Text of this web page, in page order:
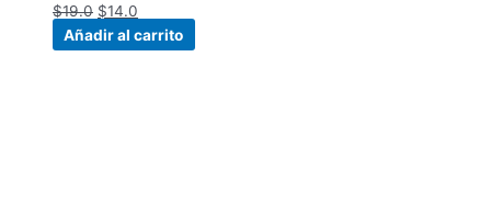
$19.0 $14.0
Añadir al carrito